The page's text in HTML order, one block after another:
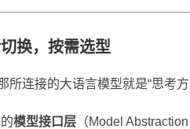
换，按需选型
所连接的大语言模型就是“思
模型接口层 （Model